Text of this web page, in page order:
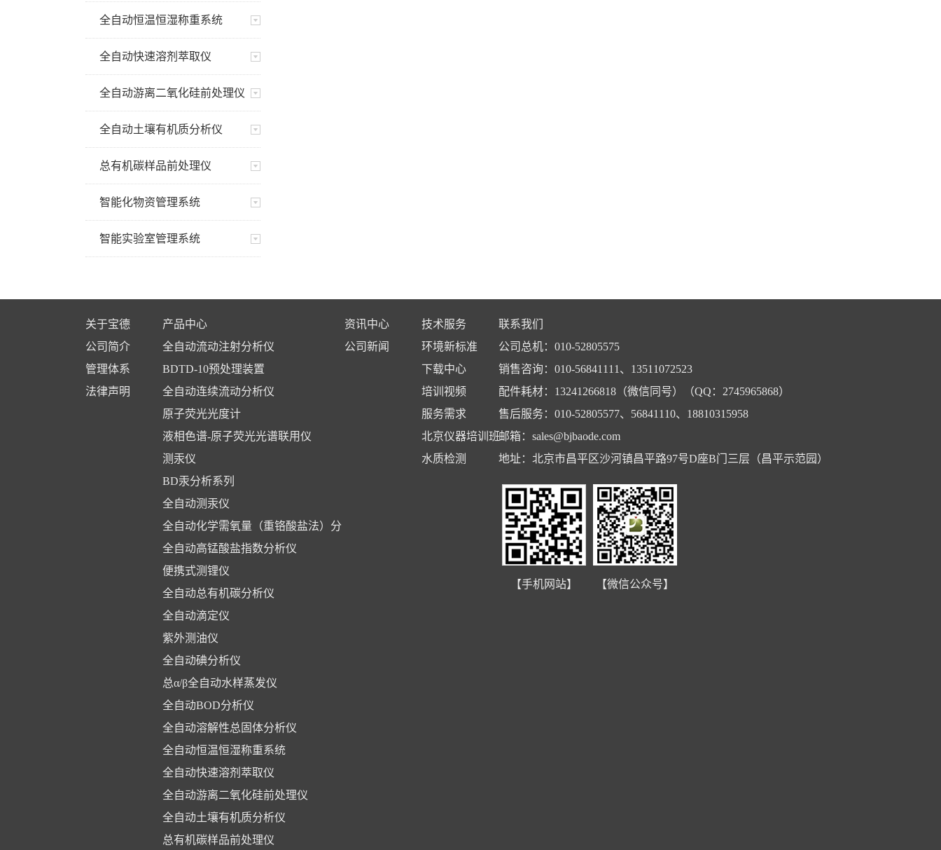
全自动恒温恒湿称重系统
全自动快速溶剂萃取仪
全自动游离二氧化硅前处理仪
全自动土壤有机质分析仪
总有机碳样品前处理仪
智能化物资管理系统
智能实验室管理系统
关于宝德
公司简介
管理体系
法律声明
产品中心
全自动流动注射分析仪
BDTD-10预处理装置
全自动连续流动分析仪
原子荧光光度计
液相色谱-原子荧光光谱联用仪
测汞仪
BD汞分析系列
全自动测汞仪
全自动化学需氧量（重铬酸盐法）分
析仪
全自动高锰酸盐指数分析仪
便携式测锂仪
全自动总有机碳分析仪
全自动滴定仪
紫外测油仪
全自动碘分析仪
总α/β全自动水样蒸发仪
全自动BOD分析仪
全自动溶解性总固体分析仪
全自动恒温恒湿称重系统
全自动快速溶剂萃取仪
全自动游离二氧化硅前处理仪
全自动土壤有机质分析仪
总有机碳样品前处理仪
资讯中心
公司新闻
技术服务
环境新标准
下载中心
培训视频
服务需求
北京仪器培训班
水质检测
联系我们
公司总机：010-52805575
销售咨询：010-56841111、13511072523
配件耗材：13241266818（微信同号）（QQ：2745965868）
售后服务：010-52805577、56841110、18810315958
邮箱： sales@bjbaode.com
地址：北京市昌平区沙河镇昌平路97号D座B门三层（昌平示范园）
【手机网站】 【微信公众号】